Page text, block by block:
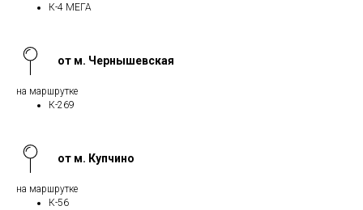
К-4 МЕГА
от м. Чернышевская
на маршрутке
К-269
от м. Купчино
на маршрутке
К-56